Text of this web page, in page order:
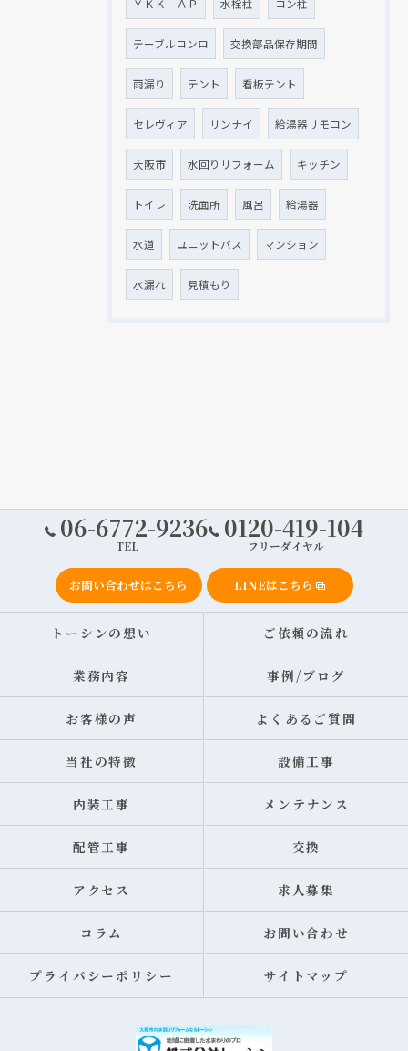
ＹＫＫ ＡＰ 水栓柱 コン柱
テーブルコンロ 交換部品保存期間
雨漏り テント 看板テント
セレヴィア リンナイ 給湯器リモコン
大阪市 水回りリフォーム キッチン
トイレ 洗面所 風呂 給湯器
水道 ユニットバス マンション
水漏れ 見積もり
06-6772-9236
TEL
0120-419-104
フリーダイヤル
お問い合わせはこちら LINEはこちら
トーシンの想い ご依頼の流れ
業務内容 事例/ブログ
お客様の声 よくあるご質問
当社の特徴 設備工事
内装工事 メンテナンス
配管工事 交換
アクセス 求人募集
コラム お問い合わせ
プライバシーポリシー サイトマップ